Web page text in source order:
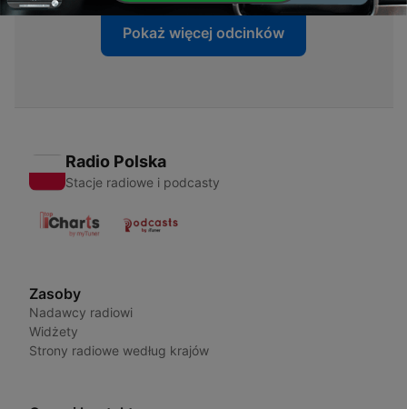
Pokaż więcej odcinków
Radio Polska
Stacje radiowe i podcasty
Zasoby
Nadawcy radiowi
Widżety
Strony radiowe według krajów